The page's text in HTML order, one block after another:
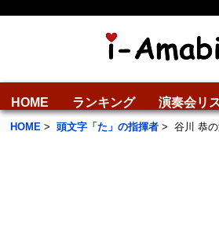
HOME ランキング 演奏会リ
HOME > 頭文字「た」の指揮者 > 谷川 恭